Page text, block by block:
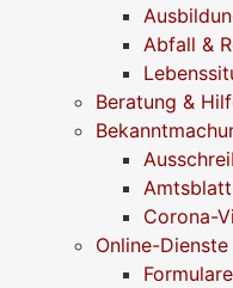
Abfall &
Beratung &
Amtsblatt
Corona-
Online-Dienste
Formulare